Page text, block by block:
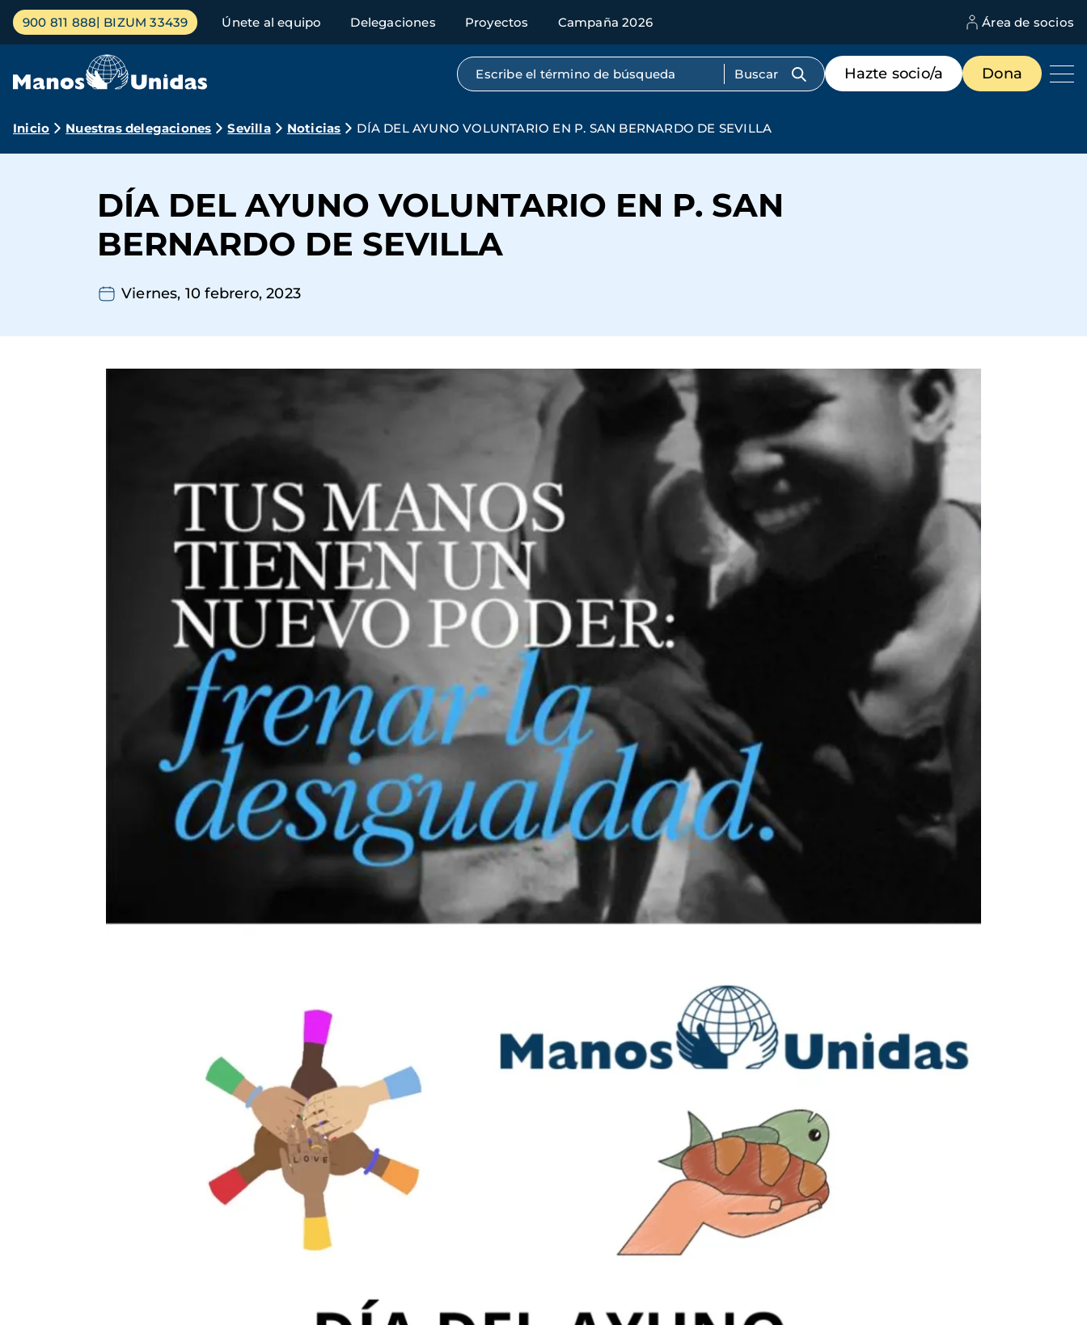
Pasar
contenido
Menú
principal
900 811 888 BIZUM 33439 Únete al equipo Delegaciones Proyectos Campaña 2026 Área de socios
Búsqueda por texto completo
Menú
de
destacados
Hazte socio/a Dona
Ruta
navegación
Inicio Nuestras delegaciones Sevilla Noticias DÍA DEL AYUNO VOLUNTARIO EN P. SAN BERNARDO DE SEVILLA
DÍA DEL AYUNO VOLUNTARIO EN P. SAN
BERNARDO DE SEVILLA
Viernes, 10 febrero, 2023